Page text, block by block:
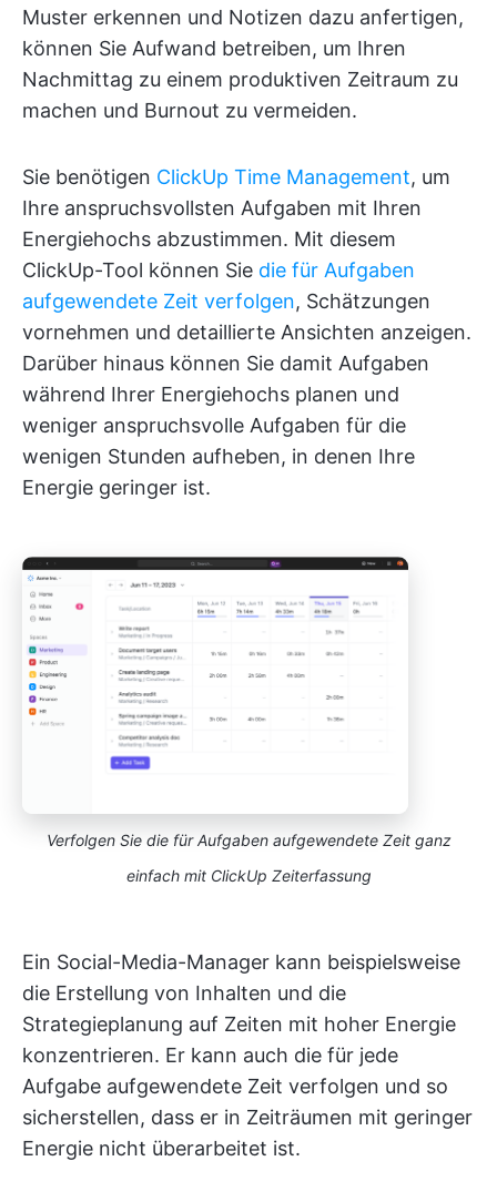
Muster erkennen und Notizen dazu anfertigen,
können Sie Aufwand betreiben, um Ihren
Nachmittag zu einem produktiven Zeitraum zu
machen und Burnout zu vermeiden.
Sie benötigen ClickUp Time Management, um
Ihre anspruchsvollsten Aufgaben mit Ihren
Energiehochs abzustimmen. Mit diesem
ClickUp-Tool können Sie die für Aufgaben
aufgewendete Zeit verfolgen, Schätzungen
vornehmen und detaillierte Ansichten anzeigen.
Darüber hinaus können Sie damit Aufgaben
während Ihrer Energiehochs planen und
weniger anspruchsvolle Aufgaben für die
wenigen Stunden aufheben, in denen Ihre
Energie geringer ist.
Verfolgen Sie die für Aufgaben aufgewendete Zeit ganz
einfach mit ClickUp Zeiterfassung
Ein Social-Media-Manager kann beispielsweise
die Erstellung von Inhalten und die
Strategieplanung auf Zeiten mit hoher Energie
konzentrieren. Er kann auch die für jede
Aufgabe aufgewendete Zeit verfolgen und so
sicherstellen, dass er in Zeiträumen mit geringer
Energie nicht überarbeitet ist.